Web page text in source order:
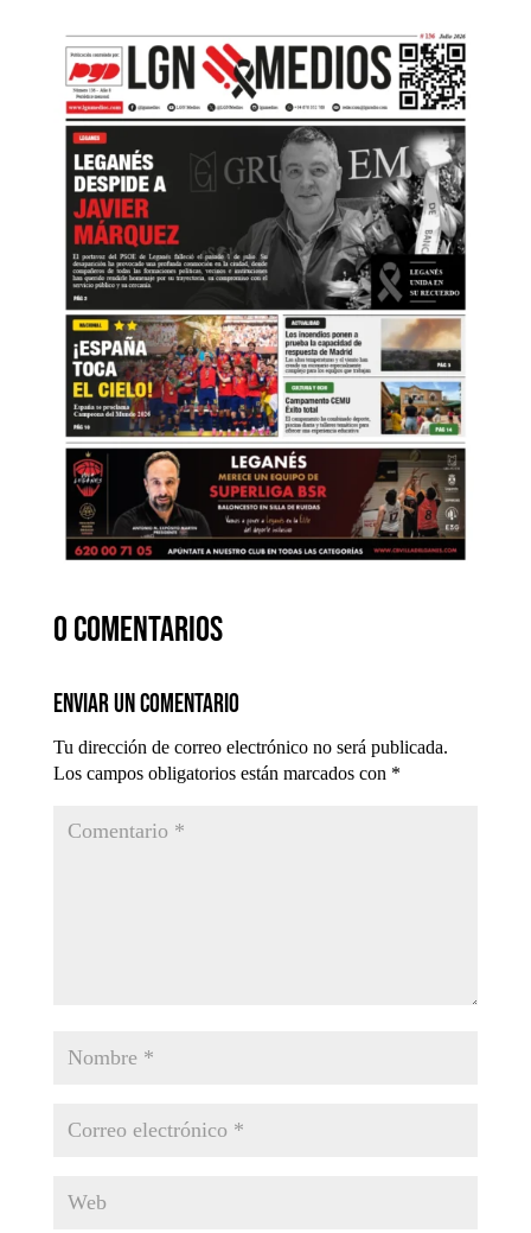
0 comentarios
Enviar un comentario
Tu dirección de correo electrónico no será publicada.
Los campos obligatorios están marcados con *